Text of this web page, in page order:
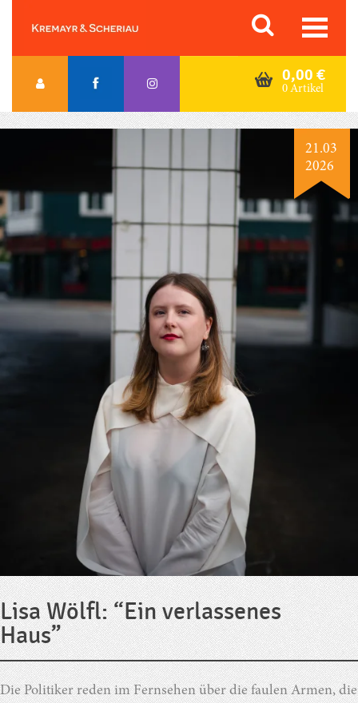
content
Orac K&S
0,00 €
0 Artikel
21.03
2026
Lisa Wölfl: “Ein verlassenes
Haus”
Die Politiker reden im Fernsehen über die faulen Armen, die